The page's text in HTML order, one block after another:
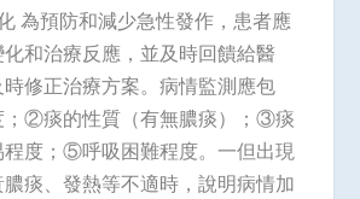
為預防和減少急性發作，患者應
和治療反應，並及時回饋給醫
修正治療方案。病情監測應包
②痰的性質（有無膿痰）；③痰
度；⑤呼吸困難程度。一但出現
痰、發熱等不適時，說明病情加